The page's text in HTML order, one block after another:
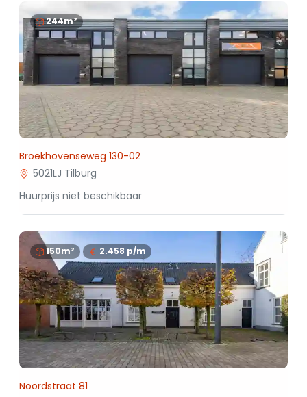
244m²
Broekhovenseweg 130-02
5021LJ Tilburg
Huurprijs niet beschikbaar
150m² 2.458 p/m
Noordstraat 81